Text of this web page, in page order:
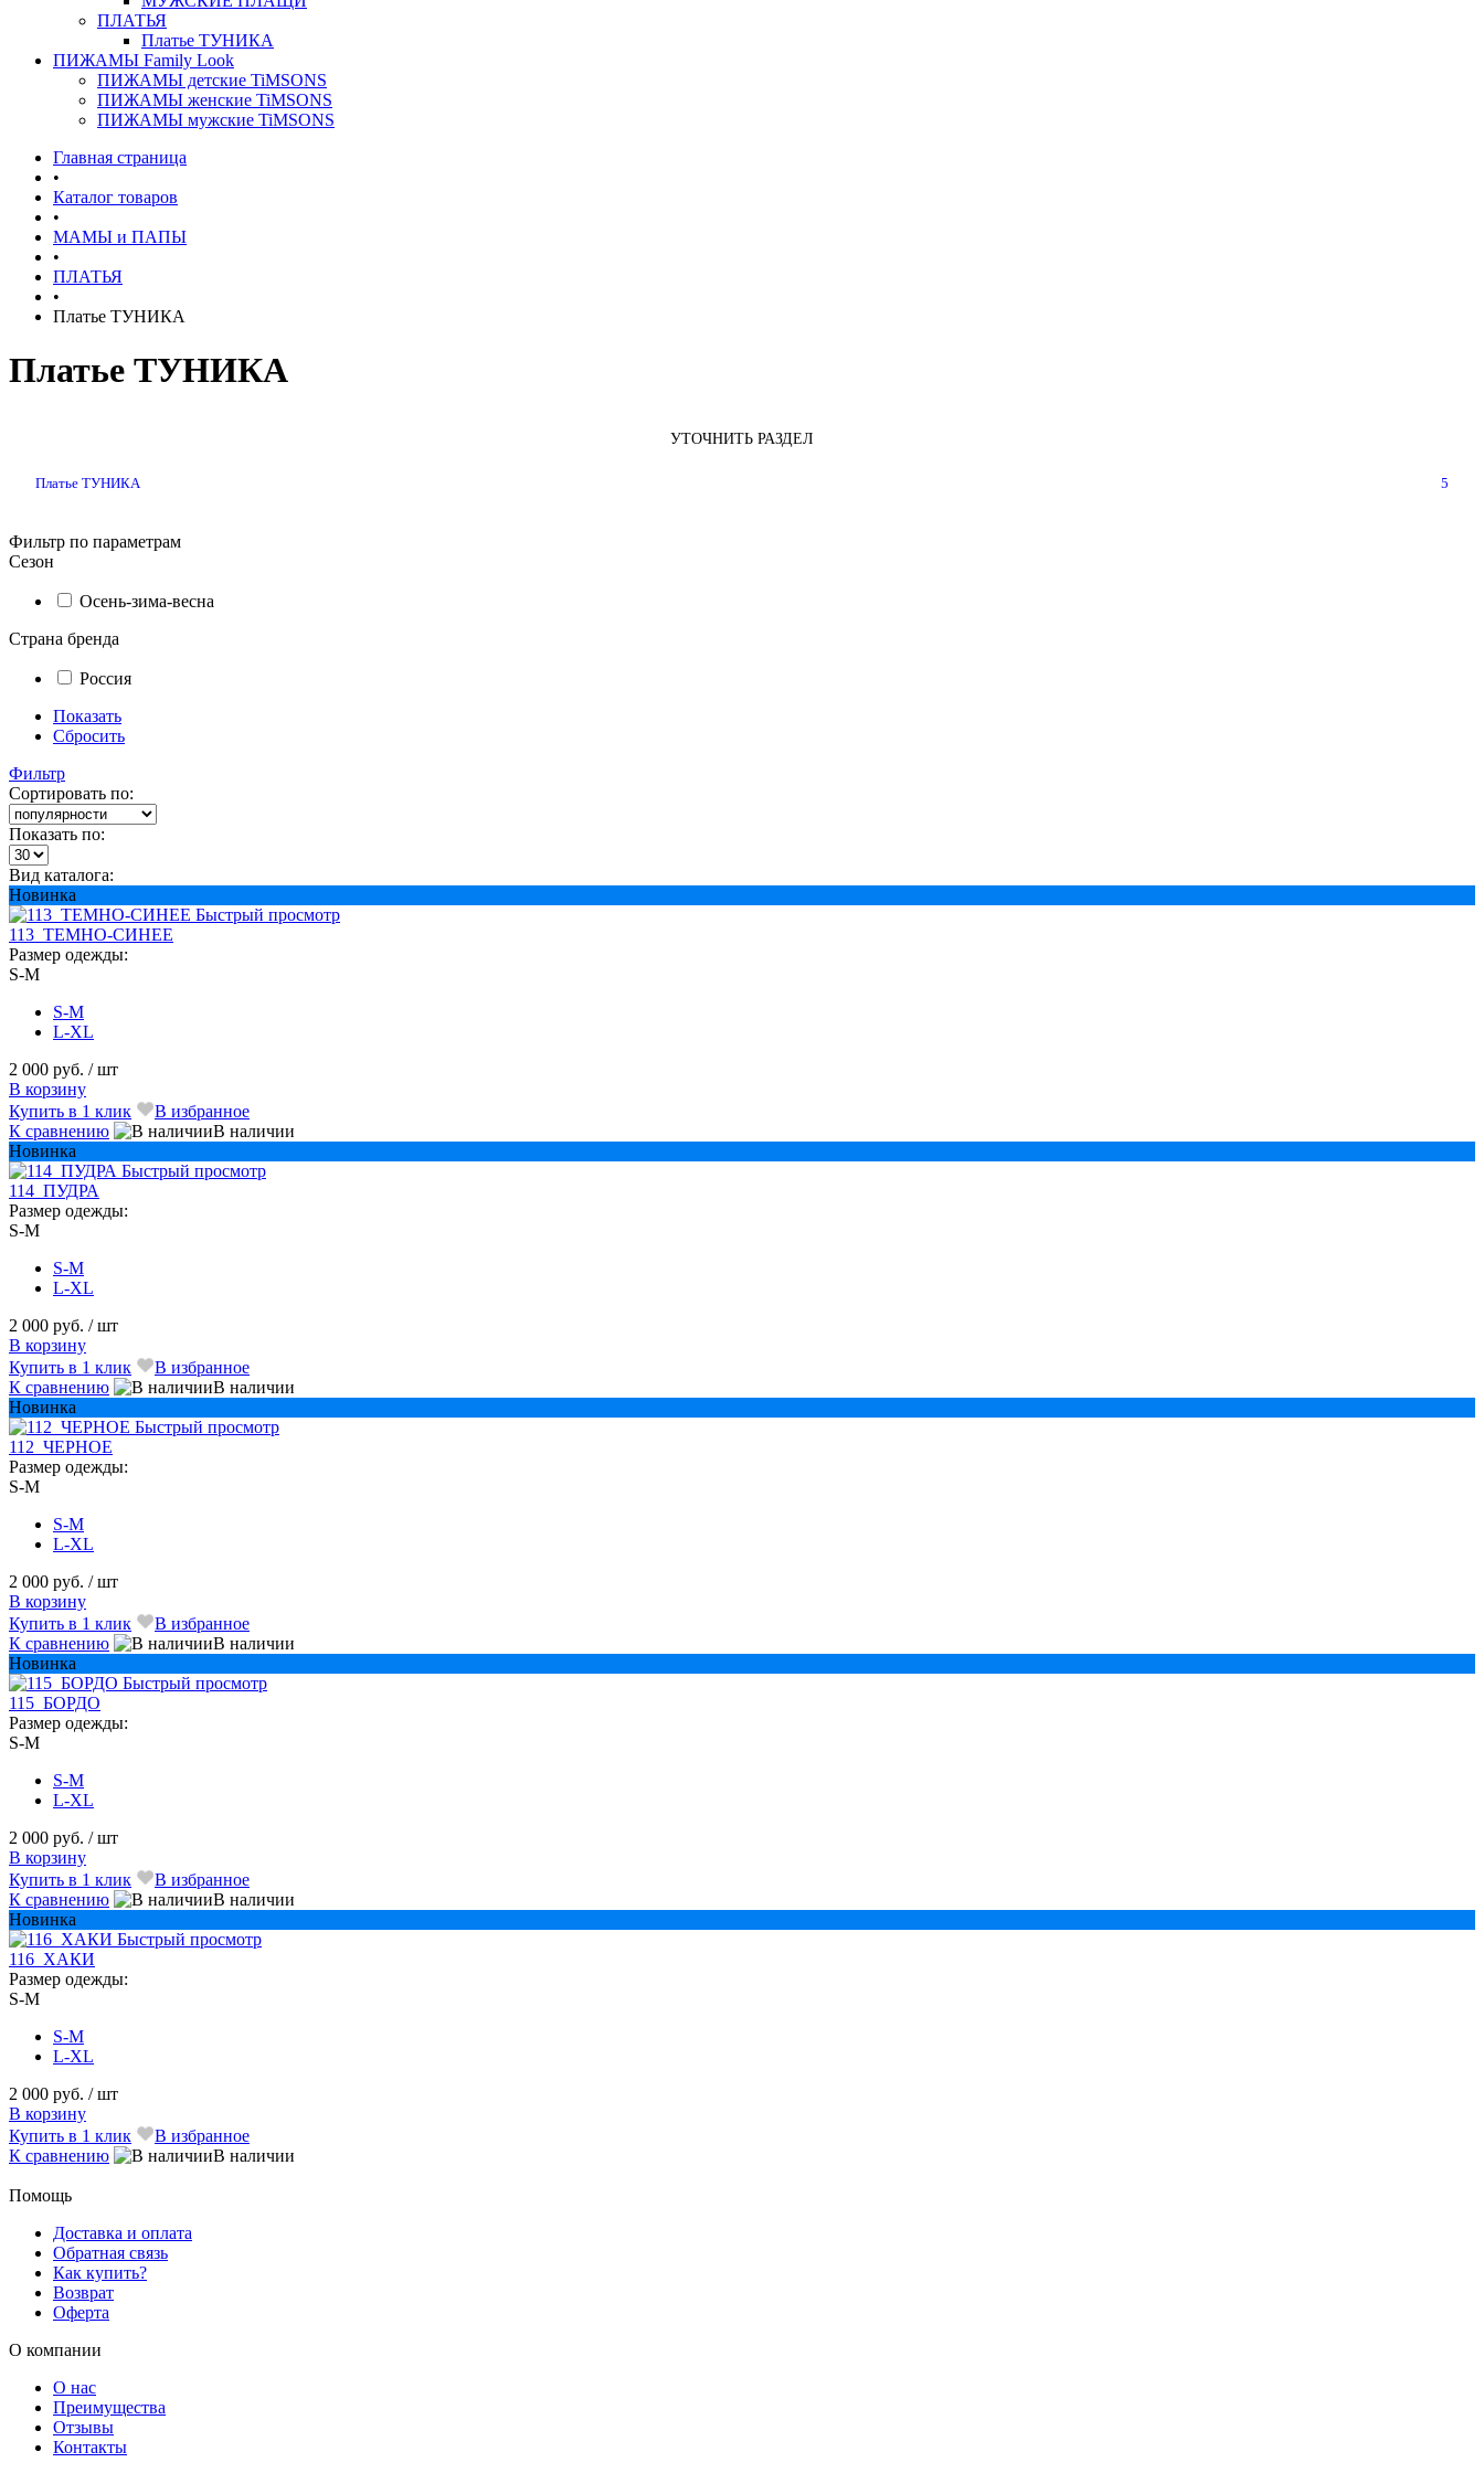
ПЛАТЬЯ
Платье ТУНИКА
ПИЖАМЫ Family Look
ПИЖАМЫ детские TiMSONS
ПИЖАМЫ женские TiMSONS
ПИЖАМЫ мужские TiMSONS
Главная страница
•
Каталог товаров
•
МАМЫ и ПАПЫ
•
ПЛАТЬЯ
•
Платье ТУНИКА
Платье ТУНИКА
УТОЧНИТЬ РАЗДЕЛ
Платье ТУНИКА 5
Фильтр по параметрам
Сезон
Осень-зима-весна
Страна бренда
Россия
Показать
Сбросить
Фильтр
Сортировать по:
Показать по:
Вид каталога:
Новинка
Быстрый просмотр
113_ТЕМНО-СИНЕЕ
Размер одежды:
S-M
S-M
L-XL
2 000 руб. / шт
В корзину
Купить в 1 клик
В избранное
К сравнению
В наличии
Новинка
Быстрый просмотр
114_ПУДРА
Размер одежды:
S-M
S-M
L-XL
2 000 руб. / шт
В корзину
Купить в 1 клик
В избранное
К сравнению
В наличии
Новинка
Быстрый просмотр
112_ЧЕРНОЕ
Размер одежды:
S-M
S-M
L-XL
2 000 руб. / шт
В корзину
Купить в 1 клик
В избранное
К сравнению
В наличии
Новинка
Быстрый просмотр
115_БОРДО
Размер одежды:
S-M
S-M
L-XL
2 000 руб. / шт
В корзину
Купить в 1 клик
В избранное
К сравнению
В наличии
Новинка
Быстрый просмотр
116_ХАКИ
Размер одежды:
S-M
S-M
L-XL
2 000 руб. / шт
В корзину
Купить в 1 клик
В избранное
К сравнению
В наличии
Помощь
Доставка и оплата
Обратная связь
Как купить?
Возврат
Оферта
О компании
О нас
Преимущества
Отзывы
Контакты